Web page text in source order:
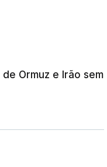
Ormuz e Irão sem